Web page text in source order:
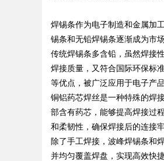
uz
焊锡条作为电子制造和金属加
锡条和无铅焊锡条逐渐成为市
传统焊锡条多含铅，虽然焊接
焊接质量，又符合国际环保标
等优点，被广泛应用于电子产
铜铝药芯焊丝是一种特殊的焊
部含有药芯，能够提高焊接过
和柔韧性，确保焊接后的连接
除了手工焊接，波峰焊锡条和
并均匀覆盖焊盘，实现高效快